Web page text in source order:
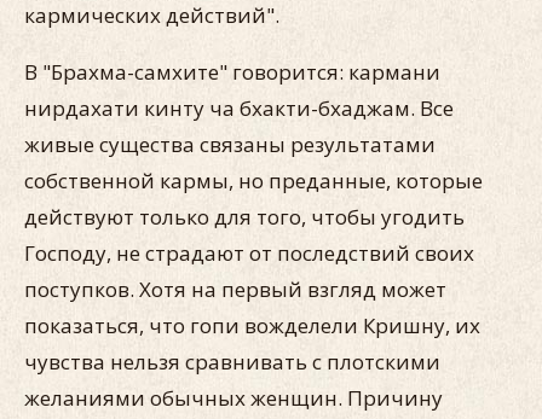
кармических действий".
В "Брахма-самхите" говорится: кармани
нирдахати кинту ча бхакти-бхаджам. Все
живые существа связаны результатами
собственной кармы, но преданные, которые
действуют только для того, чтобы угодить
Господу, не страдают от последствий своих
поступков. Хотя на первый взгляд может
показаться, что гопи вожделели Кришну, их
чувства нельзя сравнивать с плотскими
желаниями обычных женщин. Причину